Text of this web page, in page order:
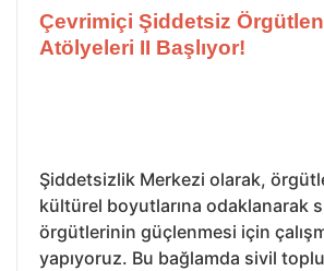
Çevrimiçi Şiddetsiz
Atölyeleri II Başlıyor!
Şiddetsizlik Merkezi olarak,
kültürel boyutlarına odaklanarak
örgütlerinin güçlenmesi için
yapıyoruz. Bu bağlamda sivil